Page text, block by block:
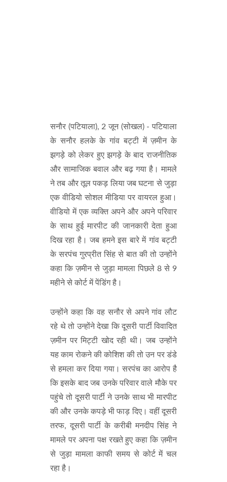
सनौर (पटियाला), 2 जून (सोखल) - पटियाला
के सनौर हलके के गांव बट्टी में ज़मीन के
झगड़े को लेकर हुए झगड़े के बाद राजनीतिक
और सामाजिक बवाल और बढ़ गया है। मामले
ने तब और तूल पकड़ लिया जब घटना से जुड़ा
एक वीडियो सोशल मीडिया पर वायरल हुआ।
वीडियो में एक व्यक्ति अपने और अपने परिवार
के साथ हुई मारपीट की जानकारी देता हुआ
दिख रहा है। जब हमने इस बारे में गांव बट्टी
के सरपंच गुरप्रीत सिंह से बात की तो उन्होंने
कहा कि ज़मीन से जुड़ा मामला पिछले 8 से 9
महीने से कोर्ट में पेंडिंग है।
उन्होंने कहा कि वह सनौर से अपने गांव लौट
रहे थे तो उन्होंने देखा कि दूसरी पार्टी विवादित
ज़मीन पर मिट्टी खोद रही थी। जब उन्होंने
यह काम रोकने की कोशिश की तो उन पर डंडे
से हमला कर दिया गया। सरपंच का आरोप है
कि इसके बाद जब उनके परिवार वाले मौके पर
पहुंचे तो दूसरी पार्टी ने उनके साथ भी मारपीट
की और उनके कपड़े भी फाड़ दिए। वहीं दूसरी
तरफ, दूसरी पार्टी के करीबी मनदीप सिंह ने
मामले पर अपना पक्ष रखते हुए कहा कि ज़मीन
से जुड़ा मामला काफी समय से कोर्ट में चल
रहा है।